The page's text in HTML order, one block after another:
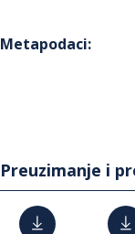
Metapodaci:
Preuzimanje i